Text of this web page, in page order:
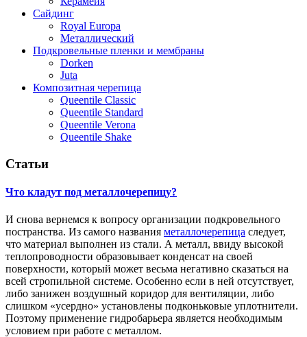
Сайдинг
Royal Europa
Металлический
Подкровельные пленки и мембраны
Dorken
Juta
Композитная черепица
Queentile Classic
Queentile Standard
Queentile Verona
Queentile Shake
Статьи
Что кладут под металлочерепицу?
И снова вернемся к вопросу организации подкровельного
постранства. Из самого названия металлочерепица следует,
что материал выполнен из стали. А металл, ввиду высокой
теплопроводности образовывает конденсат на своей
поверхности, который может весьма негативно сказаться на
всей стропильной системе. Особенно если в ней отсутствует,
либо занижен воздушный коридор для вентиляции, либо
слишком «усердно» установлены подконьковые уплотнители.
Поэтому применение гидробарьера является необходимым
условием при работе с металлом.